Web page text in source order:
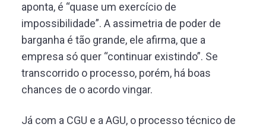
aponta, é “quase um exercício de
impossibilidade”. A assimetria de poder de
barganha é tão grande, ele afirma, que a
empresa só quer “continuar existindo”. Se
transcorrido o processo, porém, há boas
chances de o acordo vingar.
Já com a CGU e a AGU, o processo técnico de